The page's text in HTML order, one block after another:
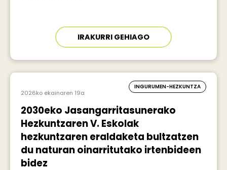
IRAKURRI GEHIAGO
2026ko ekainaren 19a
INGURUMEN-HEZKUNTZA
2030eko Jasangarritasunerako
Hezkuntzaren V. Eskolak
hezkuntzaren eraldaketa bultzatzen
du naturan oinarritutako irtenbideen
bidez